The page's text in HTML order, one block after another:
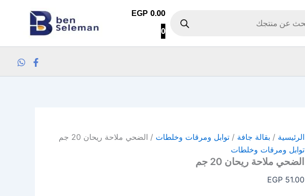
EGP0.00
0
الرئيسية / بقالة جافة /توابل ومرقات وخلطات / الضحي ملاحة ريحان 20 جم
توابل ومرقات وخلطات
الضحي ملاحة ريحان 20 جم
EGP51.00